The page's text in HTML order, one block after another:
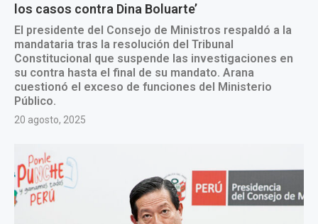
los casos contra Dina Boluarte’
El presidente del Consejo de Ministros respaldó a la
mandataria tras la resolución del Tribunal
Constitucional que suspende las investigaciones en
su contra hasta el final de su mandato. Arana
cuestionó el exceso de funciones del Ministerio
Público.
20 agosto, 2025